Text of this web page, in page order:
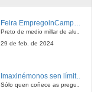
Relação entre os Sistemas de Qualidade e a Liderança nos Resultados da Atividade Organizacional
24 de out. de 2014
24 de out. de 2014
Feira EmpregoinCampus Vigo 2024
Preto de medio millar de alumnas e alumnos buscan coñecer máis de preto as oportunidades que lles achegan as arredor de medio cento de empresas que participan na edición viguesa da feira. Xunto coa visita aos stands, durante a feria desenvólvense varias actividades complementarias, como obradoiros, conversas, mesas redondas ou o pasaporte de empregabilidade, un espazo no que poderán recibir asesoramento sobre o seu CV.
29 de feb. de 2024
Sólo quen coñece as preguntas pode imaxinar novas respostas